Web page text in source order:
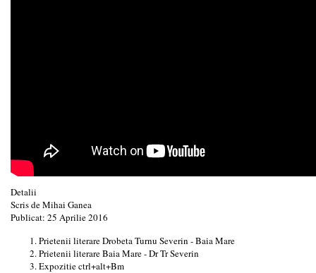
Detalii
Scris deMihai Ganea
Publicat: 25 Aprilie 2016
Prietenii literare Drobeta Turnu Severin - Baia Mare
Prietenii literare Baia Mare - Dr Tr Severin
Expozitie ctrl+alt+Bm